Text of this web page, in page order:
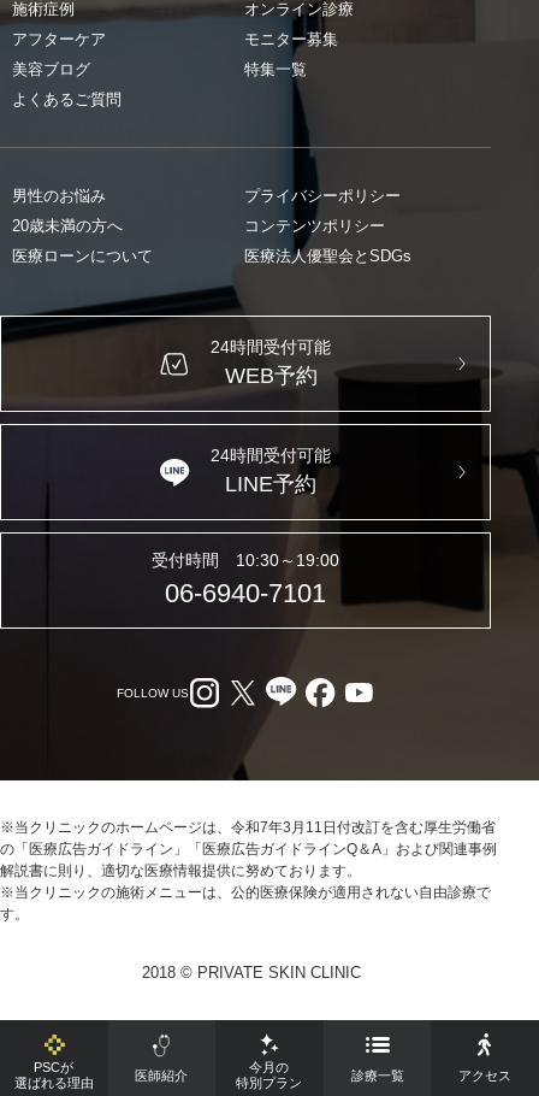
施術症例
アフターケア
美容ブログ
よくあるご質問
オンライン診療
モニター募集
特集一覧
男性のお悩み
20歳未満の方へ
医療ローンについて
プライバシーポリシー
コンテンツポリシー
医療法人優聖会とSDGs
24時間受付可能
WEB予約
24時間受付可能
LINE予約
受付時間 10:30～19:00
06-6940-7101
FOLLOW US
※当クリニックのホームページは、令和7年3月11日付改訂を含む厚生労働省
の「医療広告ガイドライン」「医療広告ガイドラインQ＆A」および関連事例
解説書に則り、適切な医療情報提供に努めております。
※当クリニックの施術メニューは、公的医療保険が適用されない自由診療で
す。
2018 © PRIVATE SKIN CLINIC
PSCが
選ばれる理由
医師紹介
今月の
特別プラン
診療一覧 アクセス